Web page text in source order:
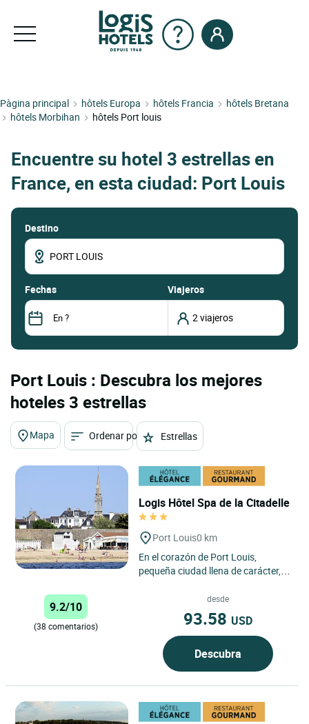
Pàgina principal hôtels Europa hôtels Francia
hôtels Bretana
hôtels Morbihan
hôtels Port louis
Encuentre su hotel 3 estrellas en
France, en esta ciudad: Port Louis
Destino
fechas Viajeros
Port Louis : Descubra los mejores
hoteles 3 estrellas
Mapa Ordenar por Estrellas
Logis Hôtel Spa de la Citadelle
Port Louis0 km
En el corazón de Port Louis,
pequeña ciudad llena de carácter, el
bienvenida a dos pasos...
9.2/10
(38 comentarios)
desde
93.58 USD
Descubra